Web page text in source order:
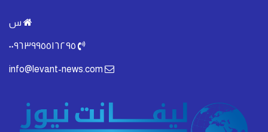
س
info@levant-news.com